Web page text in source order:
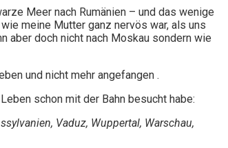
Meer nach Rumänien – und das wenige
meine Mutter ganz nervös war, als uns
aber doch nicht nach Moskau sondern wie
und nicht mehr angefangen .
schon mit der Bahn besucht habe:
Vaduz, Wuppertal, Warschau,